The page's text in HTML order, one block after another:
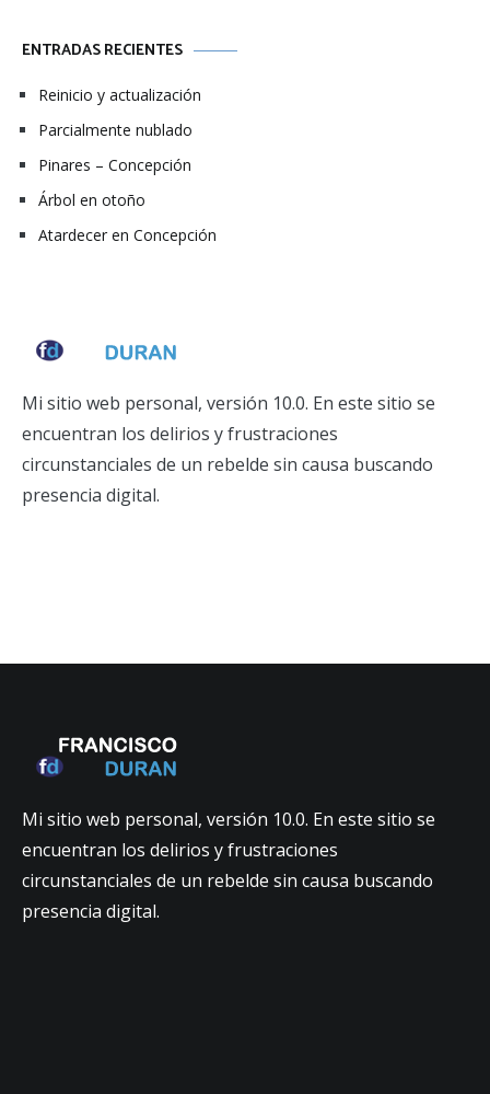
ENTRADAS RECIENTES
Reinicio y actualización
Parcialmente nublado
Pinares – Concepción
Árbol en otoño
Atardecer en Concepción
Mi sitio web personal, versión 10.0. En este sitio se
encuentran los delirios y frustraciones
circunstanciales de un rebelde sin causa buscando
presencia digital.
Mi sitio web personal, versión 10.0. En este sitio se
encuentran los delirios y frustraciones
circunstanciales de un rebelde sin causa buscando
presencia digital.